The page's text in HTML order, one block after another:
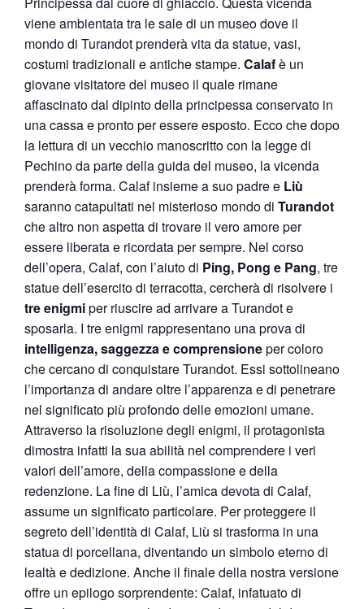
viene ambientata tra le sale di un museo dove il
mondo di Turandot prenderà vita da statue, vasi,
costumi tradizionali e antiche stampe. Calafè un
giovane visitatore del museo il quale rimane
affascinato dal dipinto della principessa conservato in
una cassa e pronto per essere esposto. Ecco che dopo
la lettura di un vecchio manoscritto con la legge di
Pechino da parte della guida del museo, la vicenda
prenderà forma. Calaf insieme a suo padre e Liù
saranno catapultati nel misterioso mondo di Turandot
che altro non aspetta di trovare il vero amore per
essere liberata e ricordata per sempre. Nel corso
dell’opera, Calaf, con l’aiuto di Ping, Pong e Pang, tre
statue dell’esercito di terracotta, cercherà di risolvere i
tre enigmiper riuscire ad arrivare a Turandot e
sposarla. I tre enigmi rappresentano una prova di
intelligenza, saggezza e comprensioneper coloro
che cercano di conquistare Turandot. Essi sottolineano
l’importanza di andare oltre l’apparenza e di penetrare
nel significato più profondo delle emozioni umane.
Attraverso la risoluzione degli enigmi, il protagonista
dimostra infatti la sua abilità nel comprendere i veri
valori dell’amore, della compassione e della
redenzione. La fine di Liù, l’amica devota di Calaf,
assume un significato particolare. Per proteggere il
segreto dell’identità di Calaf, Liù si trasforma in una
statua di porcellana, diventando un simbolo eterno di
lealtà e dedizione. Anche il finale della nostra versione
offre un epilogo sorprendente: Calaf, infatuato di